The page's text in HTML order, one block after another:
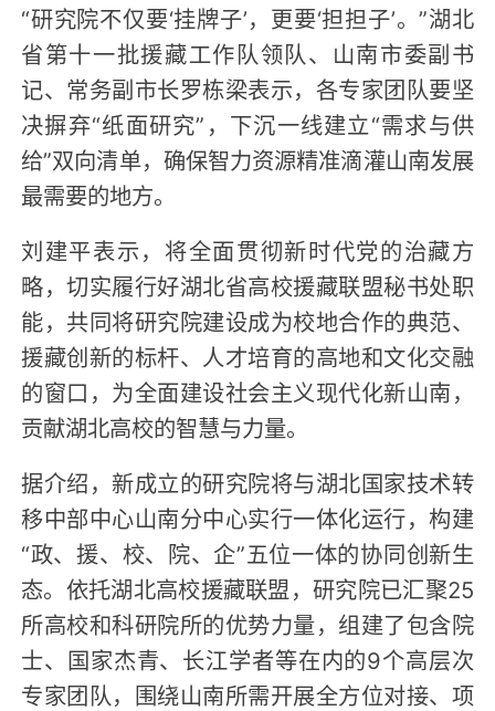
“研究院不仅要‘挂牌子’，更要‘担担子’。”湖北
省第十一批援藏工作队领队、山南市委副书
记、常务副市长罗栋梁表示，各专家团队要坚
决摒弃“纸面研究”，下沉一线建立“需求与供
给”双向清单，确保智力资源精准滴灌山南发展
最需要的地方。
刘建平表示，将全面贯彻新时代党的治藏方
略，切实履行好湖北省高校援藏联盟秘书处职
能，共同将研究院建设成为校地合作的典范、
援藏创新的标杆、人才培育的高地和文化交融
的窗口，为全面建设社会主义现代化新山南，
贡献湖北高校的智慧与力量。
据介绍，新成立的研究院将与湖北国家技术转
移中部中心山南分中心实行一体化运行，构建
“政、援、校、院、企”五位一体的协同创新生
态。依托湖北高校援藏联盟，研究院已汇聚25
所高校和科研院所的优势力量，组建了包含院
士、国家杰青、长江学者等在内的9个高层次
专家团队，围绕山南所需开展全方位对接、项